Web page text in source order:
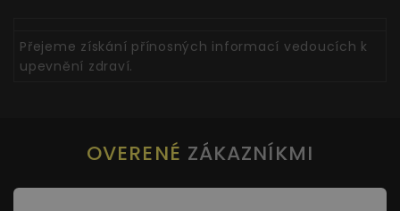
Přejeme získání přínosných informací vedoucích k
upevnění zdraví.
OVERENÉ ZÁKAZNÍKMI